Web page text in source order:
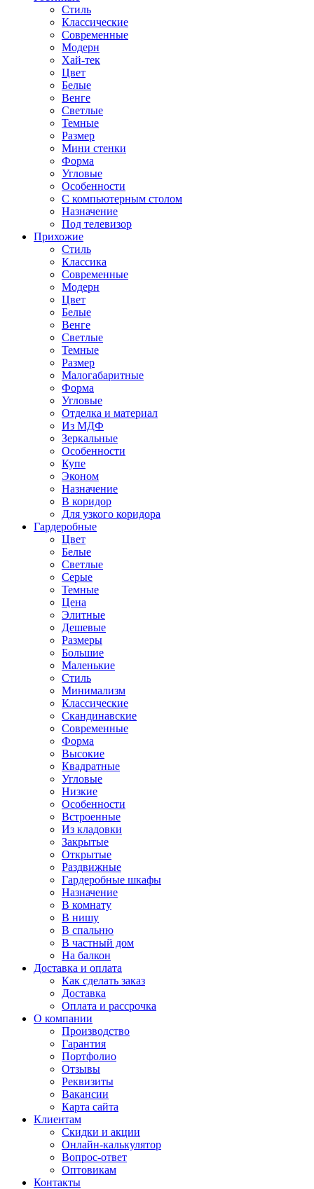
Стиль
Классические
Современные
Модерн
Хай-тек
Цвет
Белые
Венге
Светлые
Темные
Размер
Мини стенки
Форма
Угловые
Особенности
С компьютерным столом
Назначение
Под телевизор
Прихожие
Стиль
Классика
Современные
Модерн
Цвет
Белые
Венге
Светлые
Темные
Размер
Малогабаритные
Форма
Угловые
Отделка и материал
Из МДФ
Зеркальные
Особенности
Купе
Эконом
Назначение
В коридор
Для узкого коридора
Гардеробные
Цвет
Белые
Светлые
Серые
Темные
Цена
Элитные
Дешевые
Размеры
Большие
Маленькие
Стиль
Минимализм
Классические
Скандинавские
Современные
Форма
Высокие
Квадратные
Угловые
Низкие
Особенности
Встроенные
Из кладовки
Закрытые
Открытые
Раздвижные
Гардеробные шкафы
Назначение
В комнату
В нишу
В спальню
В частный дом
На балкон
Доставка и оплата
Как сделать заказ
Доставка
Оплата и рассрочка
О компании
Производство
Гарантия
Портфолио
Отзывы
Реквизиты
Вакансии
Карта сайта
Клиентам
Скидки и акции
Онлайн-калькулятор
Вопрос-ответ
Оптовикам
Контакты